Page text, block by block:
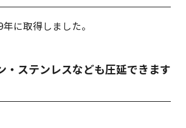
に取得しました。
・ステンレスなども圧延できます